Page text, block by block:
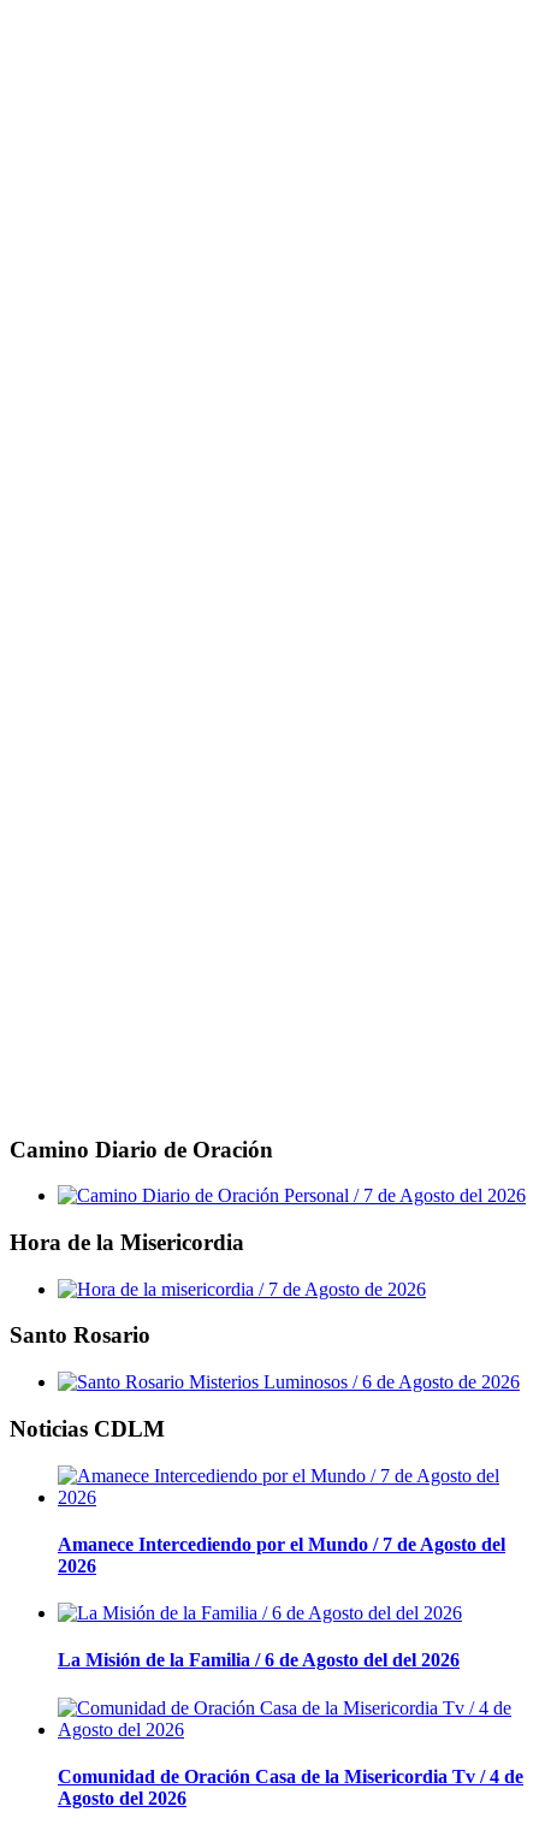
Camino Diario de Oración
Hora de la Misericordia
Santo Rosario
Noticias CDLM
Amanece Intercediendo por el Mundo / 7 de Agosto del
2026
La Misión de la Familia / 6 de Agosto del del 2026
Comunidad de Oración Casa de la Misericordia Tv / 4 de
Agosto del 2026